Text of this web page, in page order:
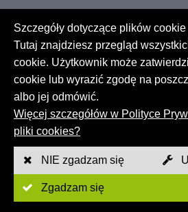
Sitemap
Nadruk
Polityka prywatności
Szczegóły dotyczące plików cookie
Tutaj znajdziesz przegląd
cookie. Użytkownik może
cookie lub wyrazić zgodę na
albo jej odmówić.
Więcej szczegółów w Polityce
pliki cookies?
NIE zgadzam się
Zgadzam się